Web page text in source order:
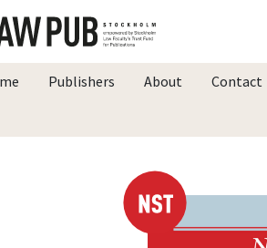
Publishers About Contact